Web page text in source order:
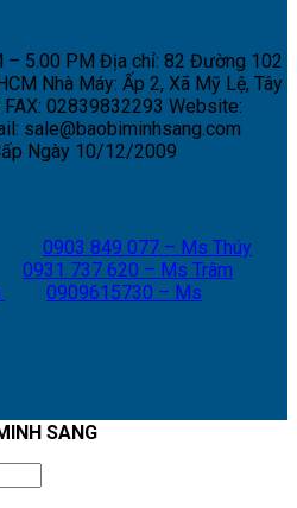
– 5.00 PM Địa chỉ: 82 Đường 102
Nhà Máy: Ấp 2, Xã Mỹ Lệ, Tây
FAX: 02839832293 Website:
sale@baobiminhsang.com
Ngày 10/12/2009
0903 849 077 – Ms Thúy
0931 737 620 – Ms Trâm
0909615730 – Ms
SANG